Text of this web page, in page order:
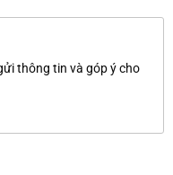
thông tin và góp ý cho